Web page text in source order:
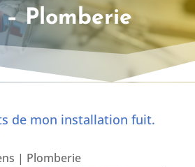
– Plomberie
de mon installation fuit.
| Plomberie